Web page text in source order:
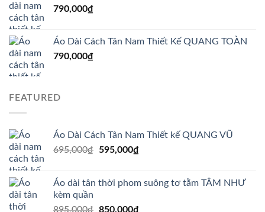
790,000₫
Áo Dài Cách Tân Nam Thiết Kế QUANG TOÀN
790,000₫
FEATURED
Áo Dài Cách Tân Nam Thiết kế QUANG VŨ
695,000₫
Giá
695,000₫.
595,000₫Giá
là:
Áo dài tân thời phom suông tơ tằm TÂM NHƯ
kèm quần
895,000₫ Giá
850,000₫Giá